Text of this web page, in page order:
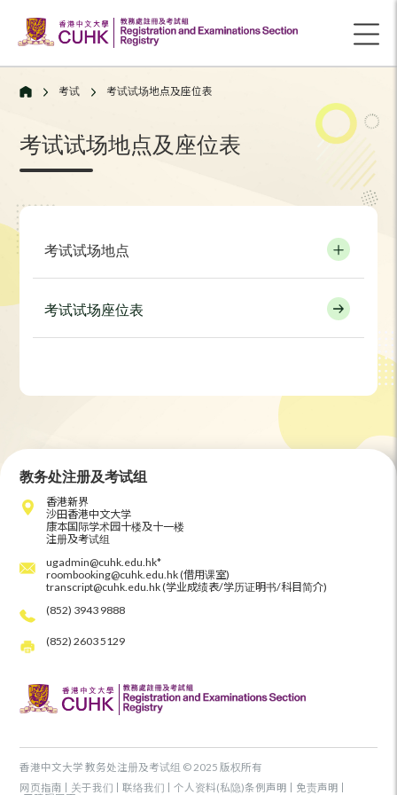
考试 考试试场地点及座位表
考试试场地点及座位表
考试试场地点
考试试场座位表
教务处注册及考试组
香港新界
沙田香港中文大学
康本国际学术园十楼及十一楼
注册及考试组
ugadmin@cuhk.edu.hk*
roombooking@cuhk.edu.hk (借用课室)
transcript@cuhk.edu.hk (学业成绩表/学历证明书/科目简介)
(852) 3943 9888
(852) 2603 5129
香港中文大学 教务处注册及考试组 © 2025 版权所有
网页指南
关于我们 联络我们 个人资料(私隐)条例声明
免责声明